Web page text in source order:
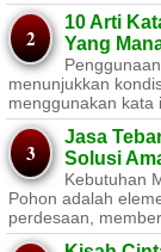
10 Arti
Yang
menunjukkan
menggunakan kata
Jasa
Solusi
Kebutuhan
Pohon adalah
perdesaan,